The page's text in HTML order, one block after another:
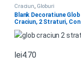
Craciun, Globuri
Blank Decoratiune Glob
Craciun, 2 Straturi, Con
lei4.70